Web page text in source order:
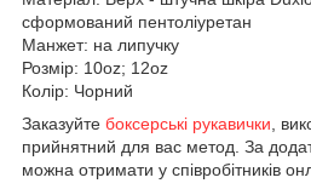
сформований пентоліуретан
Манжет: на липучку
Розмір: 10oz; 12oz
Колір: Чорний
Заказуйте боксерські рукавички ,
прийнятний для вас метод. За
можна отримати у співробітників